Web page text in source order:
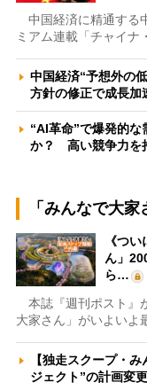
中国経済に精通する
ミアム連載「チャイ
中国経済“予想外の
方針の修正で成長
“AI革命”で爆発的
か？ 高い競争力を
「みんなで大
《つ
ん」
ら…
本誌『週刊ポスト』
大家さん」がいよい
【独走スクープ・
ジェクト”の計画変